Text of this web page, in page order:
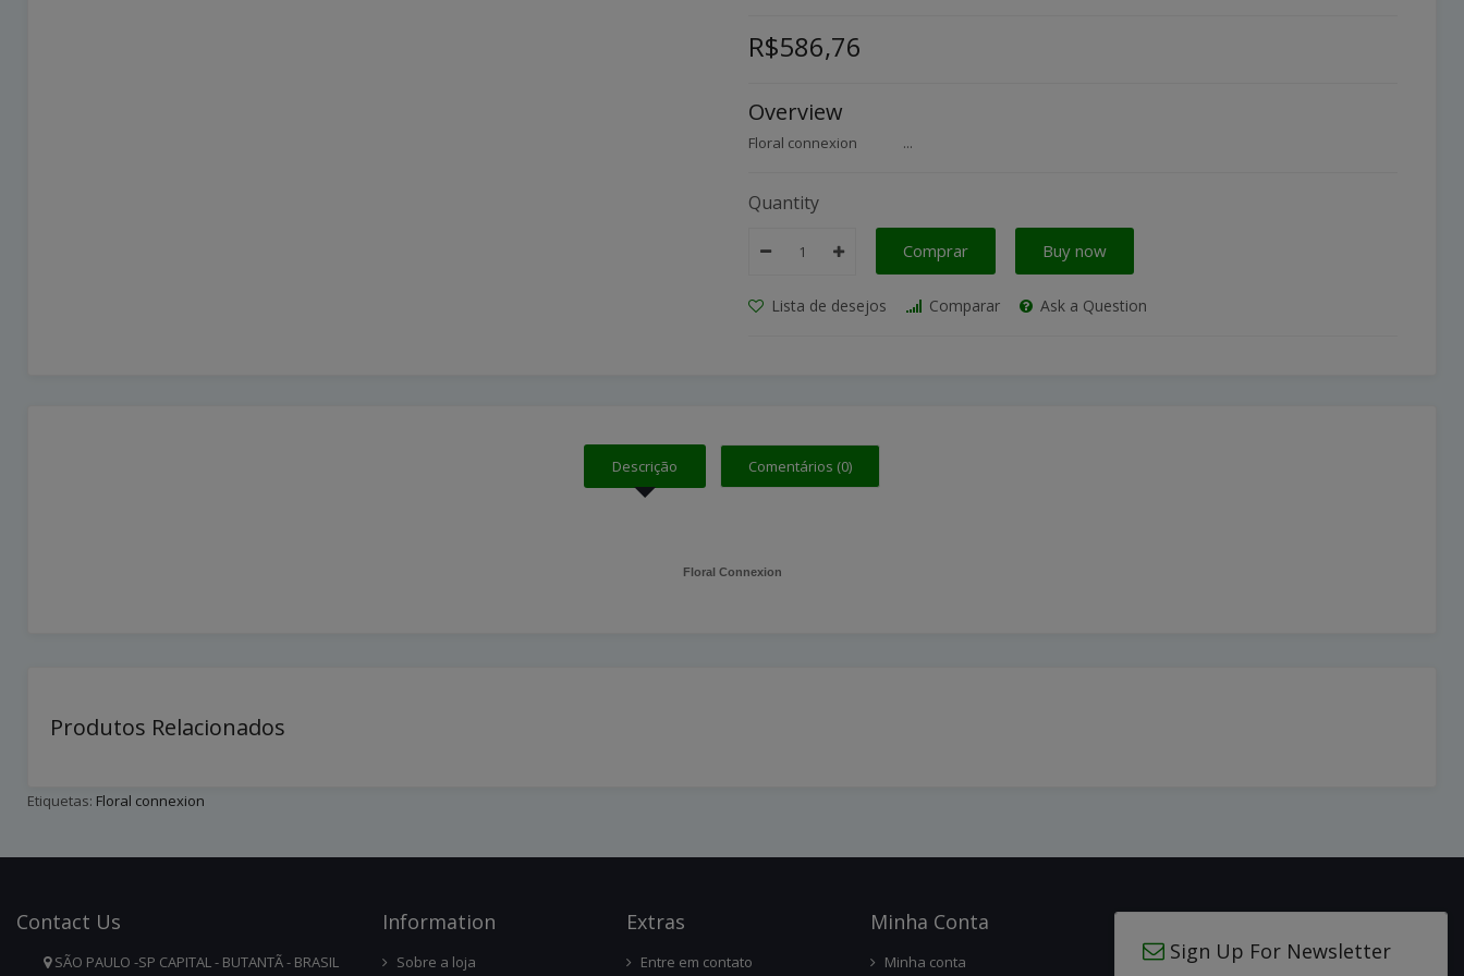
R$586,76
Overview
Floral connexion ...
Quantity
Comprar Buy now
Lista de desejos Comparar Ask a Question
Descrição Comentários (0)
Floral Connexion
Produtos Relacionados
Etiquetas: Floral connexion
Contact Us
SÃO PAULO -SP CAPITAL - BUTANTÃ - BRASIL
InforMation
Sobre a loja
ExtRas
Entre em contato
Minha Conta
Minha conta Sign Up For Newsletter